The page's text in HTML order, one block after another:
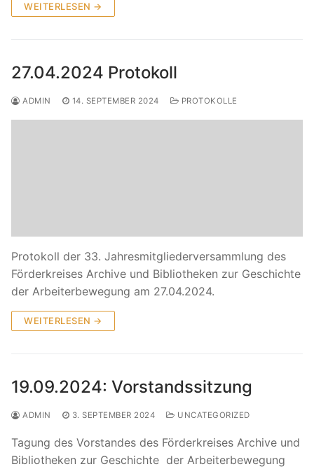
WEITERLESEN →
27.04.2024 Protokoll
ADMIN 14. SEPTEMBER 2024 PROTOKOLLE
Protokoll der 33. Jahresmitgliederversammlung des
Förderkreises Archive und Bibliotheken zur Geschichte
der Arbeiterbewegung am 27.04.2024.
WEITERLESEN →
19.09.2024: Vorstandssitzung
ADMIN 3. SEPTEMBER 2024 UNCATEGORIZED
Tagung des Vorstandes des Förderkreises Archive und
Bibliotheken zur Geschichte der Arbeiterbewegung